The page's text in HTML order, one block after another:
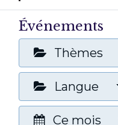
Événements
Thèmes
Langue
Ce mois